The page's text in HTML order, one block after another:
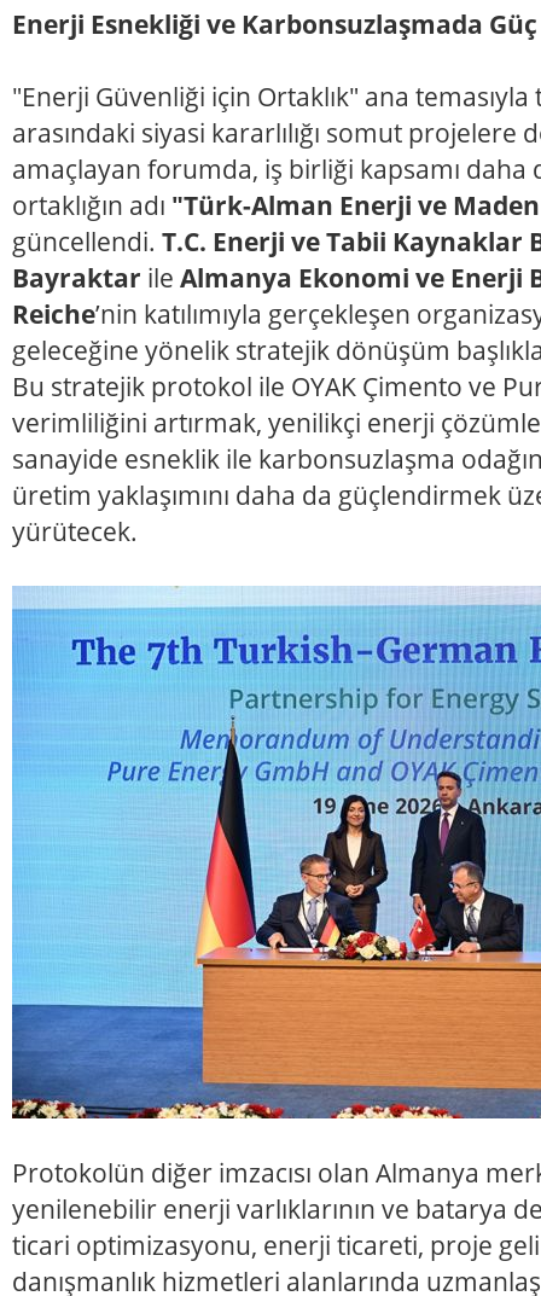
Enerji Esnekliği ve Karbonsuzlaşmada
"Enerji Güvenliği için Ortaklık" ana
arasındaki siyasi kararlılığı somut projelere
amaçlayan forumda, iş birliği kapsamı daha
ortaklığın adı "Türk-Alman Enerji ve
güncellendi. T.C. Enerji ve Tabii Kaynaklar
Bayraktar ile Almanya Ekonomi ve Enerji
Reiche’nin katılımıyla gerçekleşen
geleceğine yönelik stratejik dönüşüm
Bu stratejik protokol ile OYAK Çimento ve
verimliliğini artırmak, yenilikçi enerji
sanayide esneklik ile karbonsuzlaşma
üretim yaklaşımını daha da güçlendirmek
yürütecek.
Protokolün diğer imzacısı olan Almanya
yenilenebilir enerji varlıklarının ve batarya
ticari optimizasyonu, enerji ticareti, proje
danışmanlık hizmetleri alanlarında